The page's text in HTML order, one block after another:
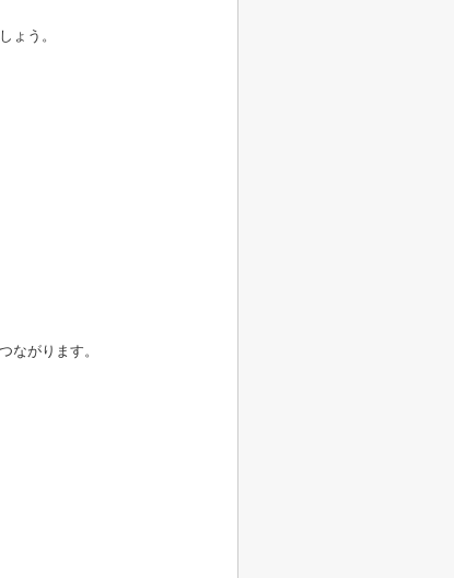
ょう。
ながります。